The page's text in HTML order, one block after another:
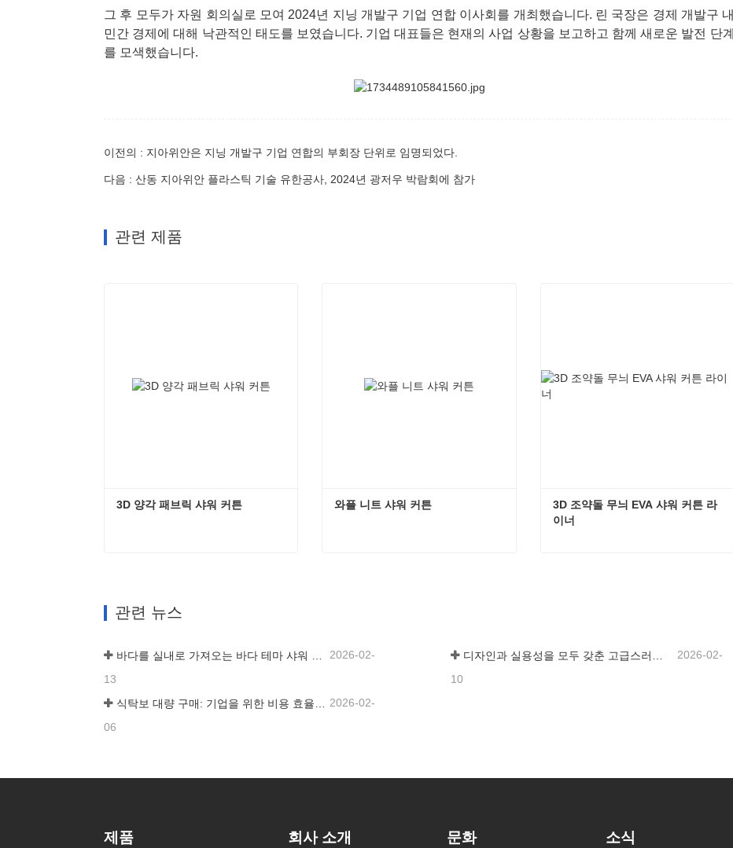
그 후 모두가 자원 회의실로 모여 2024년 지닝 개발구 기업 연합 이사회를 개최했습니다. 린 국장은 경제 개발구 내
민간 경제에 대해 낙관적인 태도를 보였습니다. 기업 대표들은 현재의 사업 상황을 보고하고 함께 새로운 발전 단계
를 모색했습니다.
이전의 : 지아위안은 지닝 개발구 기업 연합의 부회장 단위로 임명되었다.
다음 : 산동 지아위안 플라스틱 기술 유한공사, 2024년 광저우 박람회에 참가
관련 제품
3D 양각 패브릭 샤워 커튼 와플 니트 샤워 커튼
3D 조약돌 무늬 EVA 샤워 커튼 라
이너
관련 뉴스
2026-02-
13
2026-02-
10
2026-02-
06
제품 회사 소개 문화 소식